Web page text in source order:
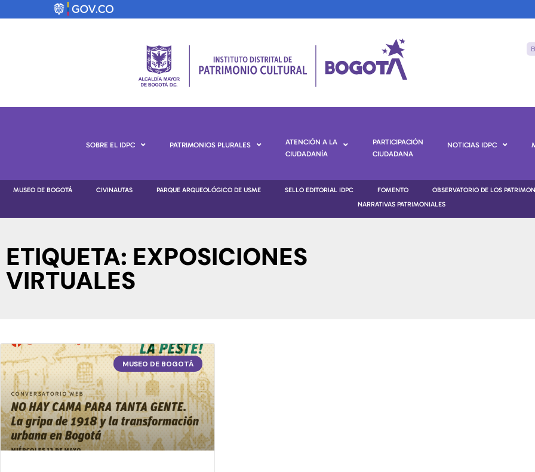
SOBRE EL IDPC PATRIMONIOS PLURALES
ATENCIÓN A LA
CIUDADANÍA
PARTICIPACIÓN
CIUDADANA
NOTICIAS IDPC
MUSEO DE BOGOTÁ CIVINAUTAS PARQUE ARQUEOLÓGICO DE USME SELLO EDITORIAL IDPC FOMENTO OBSERVATORIO DE LOS
NARRATIVAS PATRIMONIALES
ETIQUETA: EXPOSICIONES
VIRTUALES
MUSEO DE BOGOTÁ